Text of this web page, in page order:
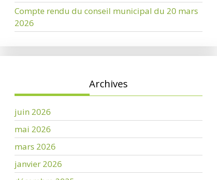
Compte rendu du conseil municipal du 20 mars
2026
Archives
juin 2026
mai 2026
mars 2026
janvier 2026